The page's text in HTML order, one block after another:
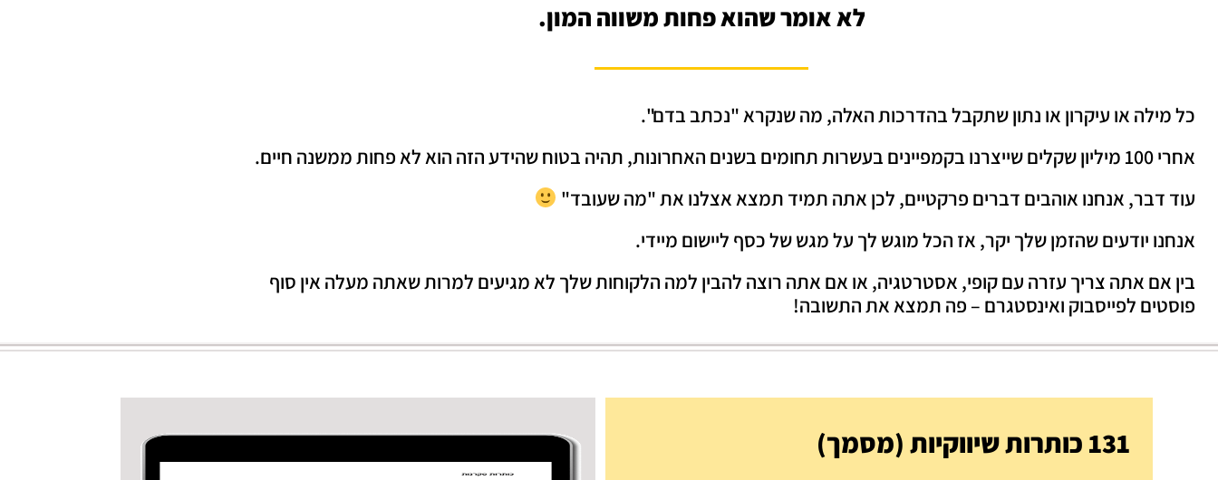
לא אומר שהוא פחות משווה המון.
כל מילה או עיקרון או נתון שתקבל בהדרכות האלה, מה שנקרא "נכתב בדם".
אחרי 100 מיליון שקלים שייצרנו בקמפיינים בעשרות תחומים בשנים האחרונות, תהיה בטוח שהידע הזה הוא לא פחות ממשנה חיים.
עוד דבר, אנחנו אוהבים דברים פרקטיים, לכן אתה תמיד תמצא אצלנו את "מה שעובד"
אנחנו יודעים שהזמן שלך יקר, אז הכל מוגש לך על מגש של כסף ליישום מיידי.
בין אם אתה צריך עזרה עם קופי, אסטרטגיה, או אם אתה רוצה להבין למה הלקוחות שלך לא מגיעים למרות שאתה מעלה אין סוף
פוסטים לפייסבוק ואינסטגרם – פה תמצא את התשובה!
131 כותרות שיווקיות (מסמך)